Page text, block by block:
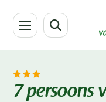
7 persoons